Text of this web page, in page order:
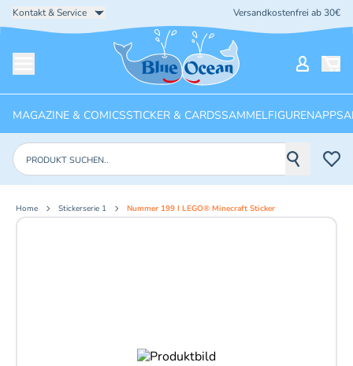
Kontakt & Service Versandkostenfrei ab 30€
Startseite
MAGAZINE & COMICSSTICKER & CARDSSAMMELFIGURENAPPS
Produkte suchen
Home Stickerserie 1 Nummer 199 I LEGO® Minecraft Sticker